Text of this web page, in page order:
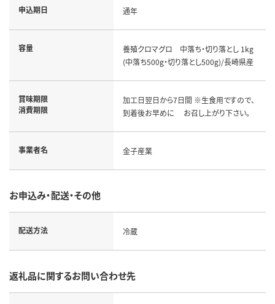
申込期日 通年
容量
養殖クロマグロ 中落ち・切り落とし 1kg
(中落ち500g・切り落とし500g)/長崎県産
賞味期限
消費期限
加工日翌日から7日間 ※生食用ですので、
到着後お早めに お召し上がり下さい。
事業者名 金子産業
お申込み・配送・その他
配送方法 冷蔵
返礼品に関するお問い合わせ先